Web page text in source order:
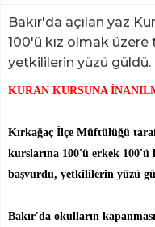
Bakır'da açılan yaz
100'ü kız olmak
yetkililerin yüzü güldü.
KURAN KURSUNA
Kırkağaç İlçe Müftülüğü
kurslarına 100'ü erkek 100'ü
başvurdu, yetkililerin yüzü
Bakır'da okulların